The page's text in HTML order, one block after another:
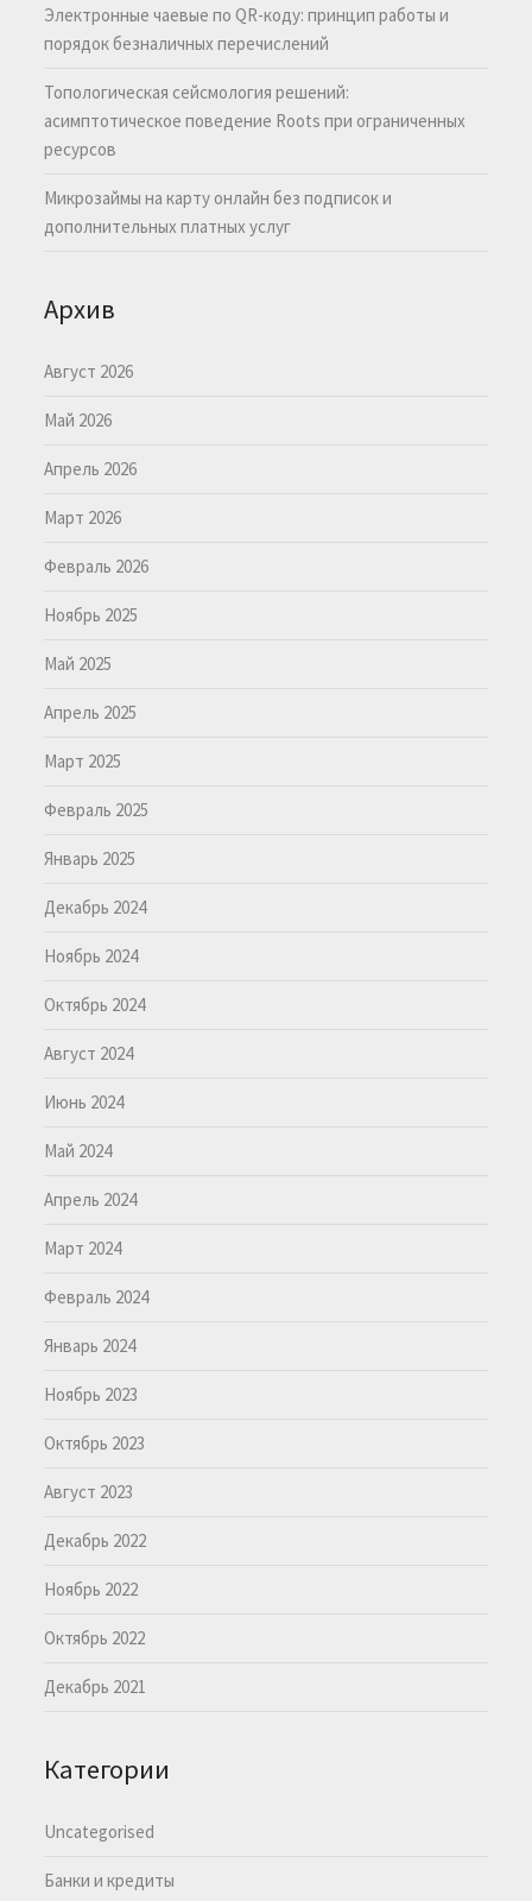
Электронные чаевые по QR-коду: принцип работы и
порядок безналичных перечислений
Топологическая сейсмология решений:
асимптотическое поведение Roots при ограниченных
ресурсов
Микрозаймы на карту онлайн без подписок и
дополнительных платных услуг
Архив
Август 2026
Май 2026
Апрель 2026
Март 2026
Февраль 2026
Ноябрь 2025
Май 2025
Апрель 2025
Март 2025
Февраль 2025
Январь 2025
Декабрь 2024
Ноябрь 2024
Октябрь 2024
Август 2024
Июнь 2024
Май 2024
Апрель 2024
Март 2024
Февраль 2024
Январь 2024
Ноябрь 2023
Октябрь 2023
Август 2023
Декабрь 2022
Ноябрь 2022
Октябрь 2022
Декабрь 2021
Категории
Uncategorised
Банки и кредиты